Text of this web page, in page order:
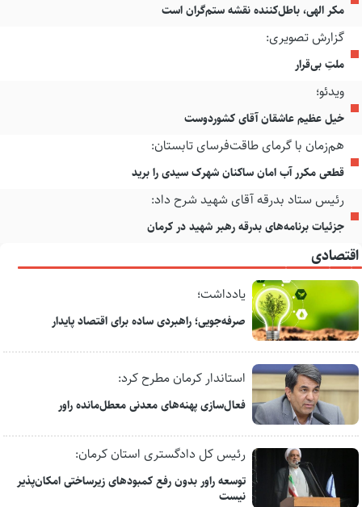
مکر الهی، باطل‌کننده نقشه ستم‌گران است
گزارش تصویری:
ملتِ بی‌قرار
ویدئو؛
خیل عظیم عاشقان آقای کشوردوست
هم‌زمان با گرمای طاقت‌فرسای تابستان:
قطعی مکرر آب امان ساکنان شهرک سیدی را برید
رئیس ستاد بدرقه آقای شهید شرح داد:
جزئیات برنامه‌های بدرقه رهبر شهید در کرمان
اقتصادی
یادداشت؛
صرفه‌جویی؛ راهبردی ساده برای اقتصاد پایدار
استاندار کرمان مطرح کرد:
فعال‌سازی پهنه‌های معدنی معطل‌مانده راور
رئیس کل دادگستری استان کرمان:
توسعه راور بدون رفع کمبودهای زیرساختی امکان‌پذیر
نیست